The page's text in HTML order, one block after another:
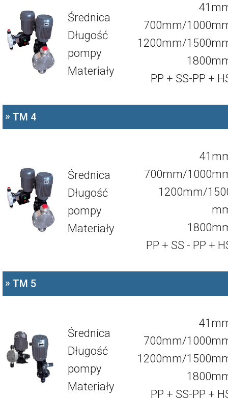
Średnica
Długość
pompy
Materiały
700mm/
1200mm/
PP + SS-PP +
» TM 4
Średnica
Długość
pompy
Materiały
700mm/
1200mm/
PP + SS - PP +
» TM 5
Średnica
Długość
pompy
Materiały
700mm/
1200mm/
PP + SS-PP +